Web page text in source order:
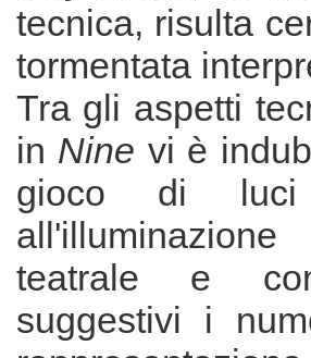
tecnica, risulta
tormentata
Tra gli aspetti
in Nine vi è
gioco di
teatrale e
suggestivi i